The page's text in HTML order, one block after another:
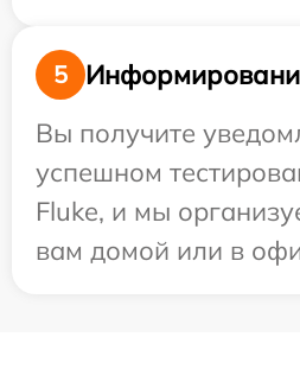
5
Вы получите
успешном
Fluke, и мы
вам домой или в